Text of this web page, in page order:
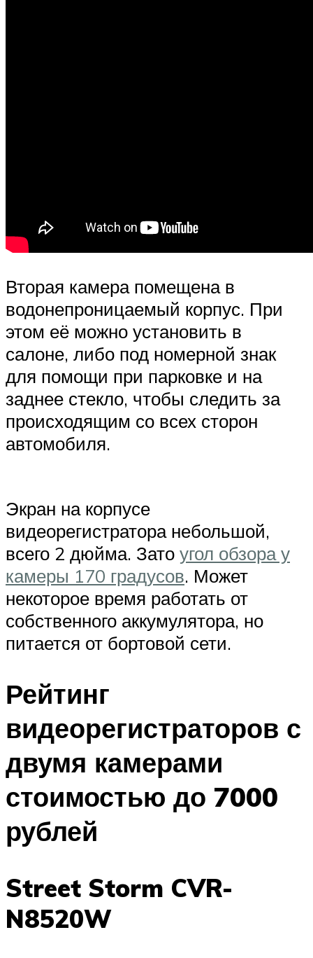
Вторая камера помещена в
водонепроницаемый корпус. При
этом её можно установить в
салоне, либо под номерной знак
для помощи при парковке и на
заднее стекло, чтобы следить за
происходящим со всех сторон
автомобиля.
Экран на корпусе
видеорегистратора небольшой,
всего 2 дюйма. Зато угол обзора у
камеры 170 градусов. Может
некоторое время работать от
собственного аккумулятора, но
питается от бортовой сети.
Рейтинг
видеорегистраторов с
двумя камерами
стоимостью до 7000
рублей
Street Storm CVR-
N8520W